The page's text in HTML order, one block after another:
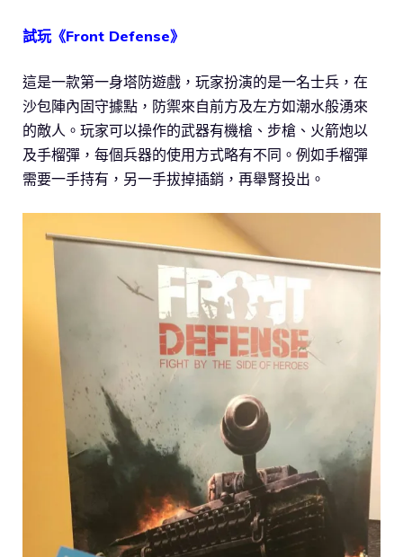
試玩《Front Defense》
這是一款第一身塔防遊戲，玩家扮演的是一名士兵，在
沙包陣內固守據點，防禦來自前方及左方如潮水般湧來
的敵人。玩家可以操作的武器有機槍、步槍、火箭炮以
及手榴彈，每個兵器的使用方式略有不同。例如手榴彈
需要一手持有，另一手拔掉插銷，再舉腎投出。